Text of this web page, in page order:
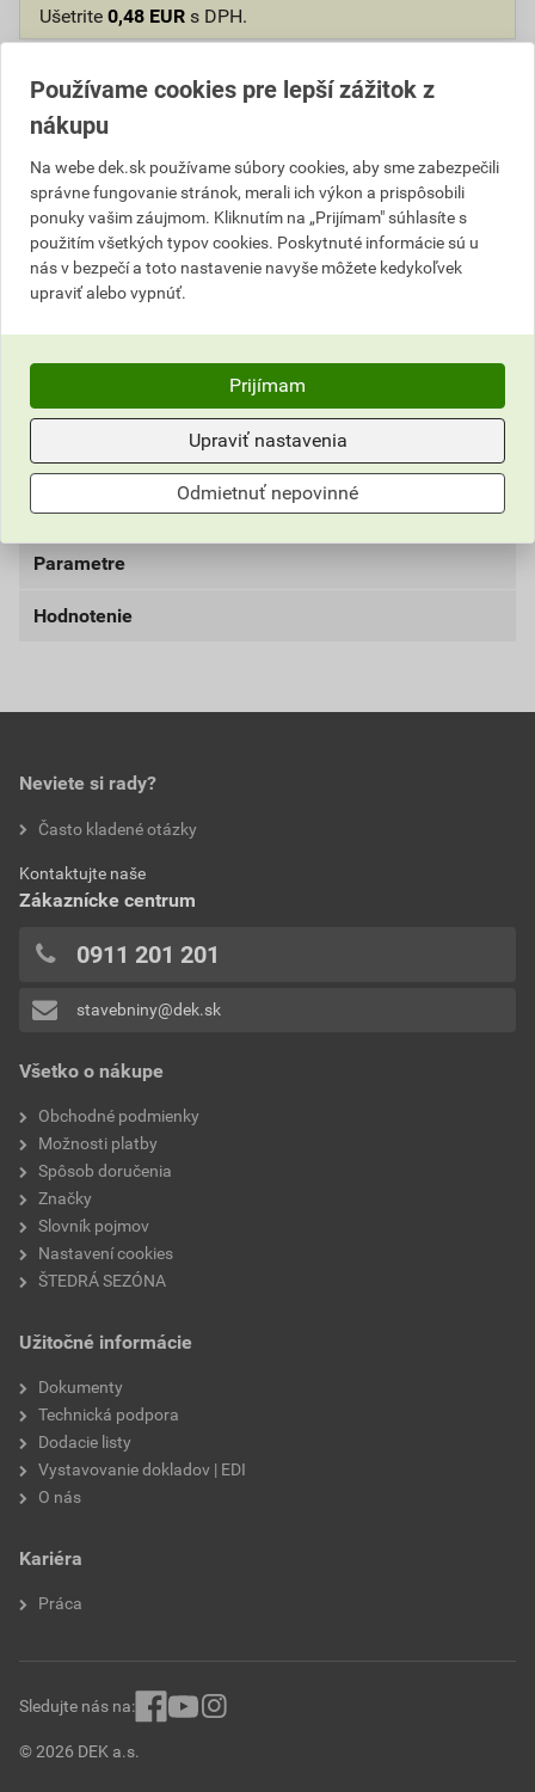
Ušetrite 0,48 EUR s DPH.
VýrobcaARDON
Informácie o cene
Aktuálna predajná cena po zľave 3% z cenníkovej ceny
6,04 EUR
Najnižšia predajná cena v období 30 dní pred
poskytnutím zľavy
bez DPH za ks s DPH za ks
Parametre
farba
norma
hrúbka
hmotnosť
veľkosť
Hodnotenie
0,0
hodnotilo 0 užívateľov
Pridávať hodnotenie môže iba prihlásený užívateľ.
Všetko o nákupe
Obchodné podmienky
Možnosti platby
Spôsob doručenia
Značky
Slovník pojmov
Nastavení cookies
ŠTEDRÁ SEZÓNA
Užitočné informácie
Dokumenty
Technická podpora
Dodacie listy
Vystavovanie dokladov | EDI
O nás
Kariéra
Práca
Neviete si rady?
Často kladené otázky
Kontaktujte naše
Zákaznícke centrum
0911 201 201
stavebniny@dek.sk
© 2026 DEK a.s.
Sledujte nás na:
Používame cookies pre lepší zážitok z
nákupu
Na webe dek.sk používame súbory cookies, aby sme zabezpečili
správne fungovanie stránok, merali ich výkon a prispôsobili
ponuky vašim záujmom. Kliknutím na „Prijímam" súhlasíte s
použitím všetkých typov cookies. Poskytnuté informácie sú u
nás v bezpečí a toto nastavenie navyše môžete kedykoľvek
upraviť alebo vypnúť.
Prijímam
Upraviť nastavenia
Odmietnuť nepovinné